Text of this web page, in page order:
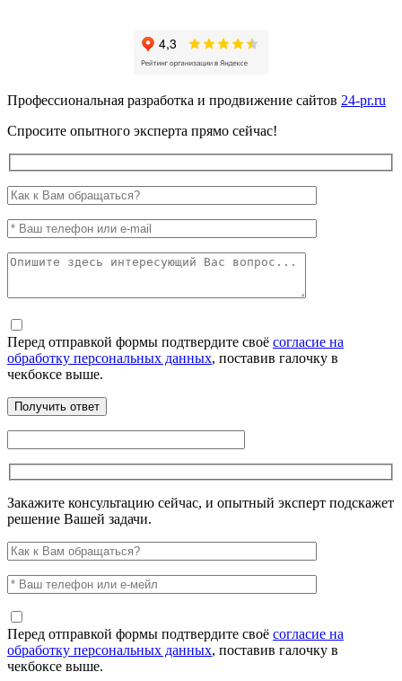
Профессиональная разработка и продвижение сайтов 24-pr.ru
Спросите опытного эксперта прямо сейчас!
Перед отправкой формы подтвердите своё согласие на
обработку персональных данных, поставив галочку в
чекбоксе выше.
Закажите консультацию сейчас, и опытный эксперт подскажет
решение Вашей задачи.
Перед отправкой формы подтвердите своё согласие на
обработку персональных данных, поставив галочку в
чекбоксе выше.